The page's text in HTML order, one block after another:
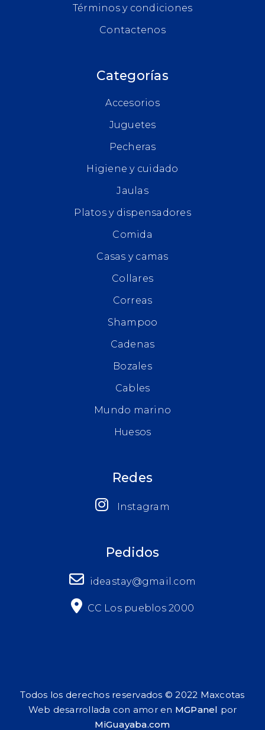
Términos y condiciones
Contactenos
Categorías
Accesorios
Juguetes
Pecheras
Higiene y cuidado
Jaulas
Platos y dispensadores
Comida
Casas y camas
Collares
Correas
Shampoo
Cadenas
Bozales
Cables
Mundo marino
Huesos
Redes
Instagram
Pedidos
ideastay@gmail.com
CC Los pueblos 2000
Todos los derechos reservados © 2022 Maxcotas
Web desarrollada con amor en MGPanel por
MiGuayaba.com